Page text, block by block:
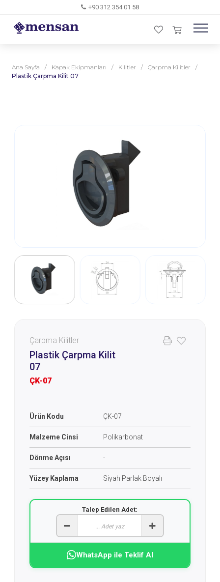
+90 312 354 01 58
Ana Sayfa / Kapak Ekipmanları / Kilitler / Çarpma Kilitler
/
Plastik Çarpma Kilit 07
Çarpma Kilitler
Plastik Çarpma Kilit
07
ÇK-07
Ürün Kodu ÇK-07
Malzeme Cinsi Polikarbonat
Dönme Açısı -
Yüzey Kaplama Siyah Parlak Boyalı
Talep Edilen Adet:
WhatsApp ile Teklif Al